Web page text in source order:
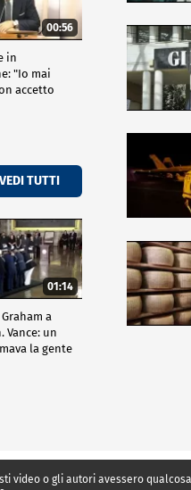
00:56
in
"Io mai
accetto
VEDI TUTTI
01:14
a
Vance: un
la gente
video o gli autori avessero